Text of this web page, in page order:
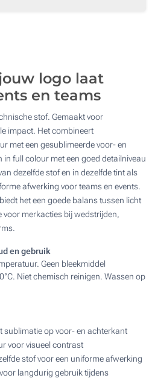
logo laat
en teams
stof. Gemaakt voor
impact. Het combineert
met een gesublimeerde voor- en
full colour met een goed detailniveau
dezelfde stof en in dezelfde tint als
afwerking voor teams en events.
het een goede balans tussen licht
voor merkacties bij wedstrijden,
en gebruik
Geen bleekmiddel
Niet chemisch reinigen. Wassen op
sublimatie op voor- en achterkant
voor visueel contrast
stof voor een uniforme afwerking
langdurig gebruik tijdens